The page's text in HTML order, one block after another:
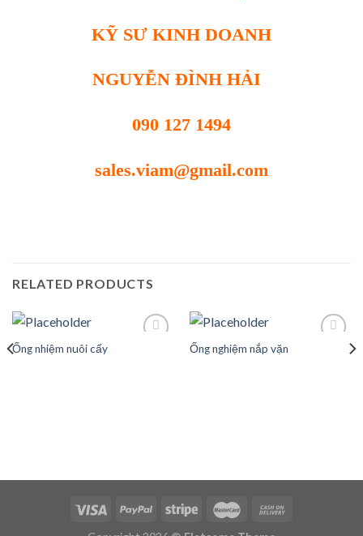
KỸ SƯ KINH DOANH
NGUYỄN ĐÌNH HẢI
090 127 1494
sales.viam@gmail.com
RELATED PRODUCTS
Ống nhiệm nuôi cấy Ống nghiệm nắp vặn